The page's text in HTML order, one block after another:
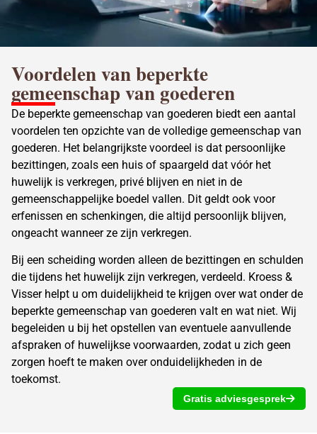
Voordelen van beperkte
gemeenschap van goederen
De beperkte gemeenschap van goederen biedt een aantal
voordelen ten opzichte van de volledige gemeenschap van
goederen. Het belangrijkste voordeel is dat persoonlijke
bezittingen, zoals een huis of spaargeld dat vóór het
huwelijk is verkregen, privé blijven en niet in de
gemeenschappelijke boedel vallen. Dit geldt ook voor
erfenissen en schenkingen, die altijd persoonlijk blijven,
ongeacht wanneer ze zijn verkregen.
Bij een scheiding worden alleen de bezittingen en schulden
die tijdens het huwelijk zijn verkregen, verdeeld. Kroess &
Visser helpt u om duidelijkheid te krijgen over wat onder de
beperkte gemeenschap van goederen valt en wat niet. Wij
begeleiden u bij het opstellen van eventuele aanvullende
afspraken of huwelijkse voorwaarden, zodat u zich geen
zorgen hoeft te maken over onduidelijkheden in de
toekomst.
Gratis adviesgesprek